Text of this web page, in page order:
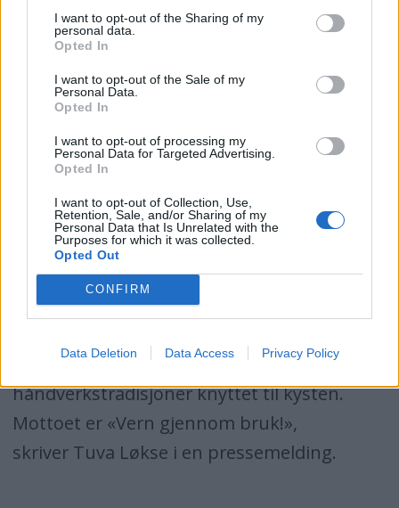
I want to opt-out of the Sharing of my
personal data.
Opted In
I want to opt-out of the Sale of my
Personal Data.
Opted In
I want to opt-out of processing my
Personal Data for Targeted Advertising.
Opted In
I want to opt-out of Collection, Use,
Retention, Sale, and/or Sharing of my
Personal Data that Is Unrelated with the
Purposes for which it was collected.
Opted Out
CONFIRM
Data Deletion Data Access Privacy Policy
– Forbundet Kystens landsstevne er en
kystkulturfestival som samler flere hundre
veteranbåter og tradisjonsbåter en langhelg
i juli hvert år. Arrangeres i samarbeid med et
lokalt kystlag, og på nytt sted fra år til år.
Lokal arrangør i Bodø i år er Kystlaget Salta.
Forbundet Kysten er en frivillig
kulturvernorganisasjon med 10 000
medlemmer fordelt på 127 kystlag i hele
båter og bygninger, kultur og
håndverkstradisjoner knyttet til kysten.
Mottoet er «Vern gjennom bruk!»,
skriver Tuva Løkse i en pressemelding.